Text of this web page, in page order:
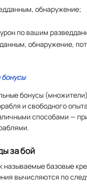
обнаружение;
по вашим
обнаружение,
бонусы
и свободного
способами —
за бой
называемые базовые
вычисляются по